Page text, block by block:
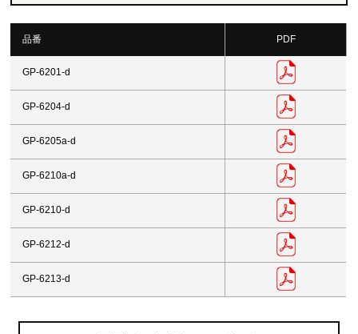
品番 PDF
GP-6201-d
GP-6204-d
GP-6205a-d
GP-6210a-d
GP-6210-d
GP-6212-d
GP-6213-d